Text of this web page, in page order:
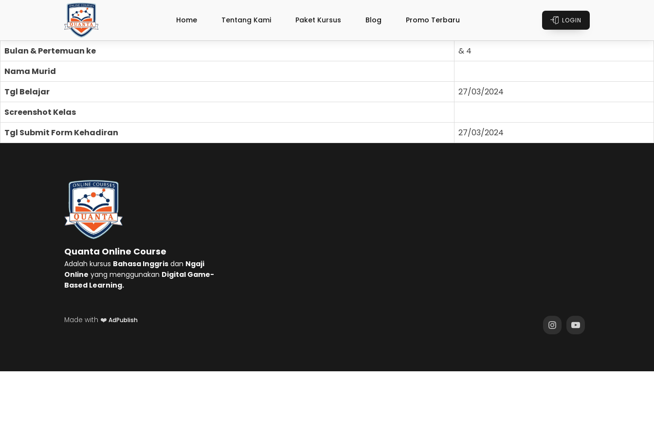
Home Tentang Kami Paket Kursus Blog Promo Terbaru LOGIN
Bulan & Pertemuan ke
& 4
Nama Murid
Tgl Belajar
27/03/2024
Screenshot Kelas
Tgl Submit Form Kehadiran
27/03/2024
Quanta Online Course
Adalah kursus Bahasa Inggris dan Ngaji
Online yang menggunakan Digital Game-
Based Learning.
Made with ❤️ AdPublish